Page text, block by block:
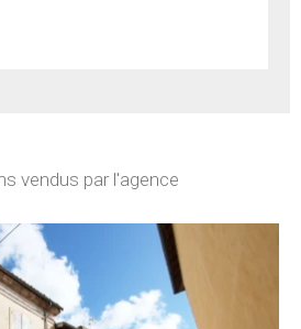
vendus par l'agence